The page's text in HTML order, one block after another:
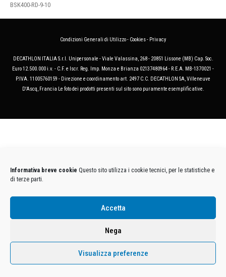
Informativa breve cookie Questo sito utilizza i cookie tecnici, per le statistiche e
di terze parti.
Accetta
Nega
Visualizza preferenze
BSK400-RD-9-10
Condizioni Generali di Utilizzo- Cookies- Privacy
DECATHLON ITALIA S.r.l. Unipersonale - Viale Valassina, 268 - 20851 Lissone (MB) Cap. Soc.
Euro 12.500.000 i.v. - C.F. e Iscr. Reg. Imp. Monza e Brianza 02137480964 - R.E.A. MB-1370021 -
P.IVA. 11005760159 - Direzione e coordinamento art. 2497 C.C. DECATHLON SA, Villeneuve
D'Ascq, Francia Le foto dei prodotti presenti sul sito sono puramente esemplificative.